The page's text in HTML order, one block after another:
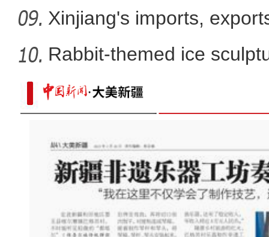
新疆巴楚县“春探古道”白
win
Xinjiang's imports,
Rabbit-themed ice